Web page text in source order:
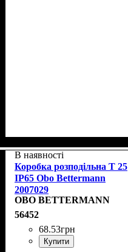
В наявності
Коробка розподільна T 25
IP65 Obo Bettermann
2007029
OBO BETTERMANN
56452
68.53грн
Купити